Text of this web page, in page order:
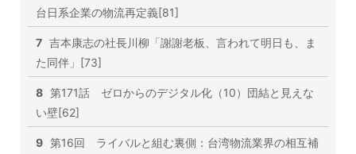
台日系企業の物流再定義[81]
7 吉本康志の社長川柳「謝謝老板、言われて明日も、ま
た同伴」[73]
8 第171話 ゼロからのデジタル化（10）団結と見えな
い壁[62]
9 第16回 ライバルと組む裏側：台湾物流業界の相互補